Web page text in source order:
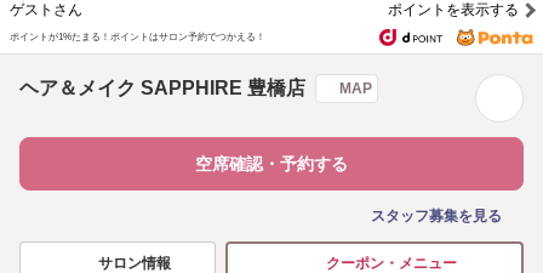
ゲストさん ポイントを表示する
ポイントが1%たまる！ ポイントはサロン予約でつかえる！
ヘア＆メイク SAPPHIRE 豊橋店 MAP
空席確認・予約する
スタッフ募集を見る
サロン情報 クーポン・メニュー